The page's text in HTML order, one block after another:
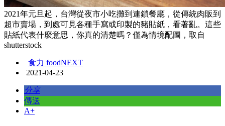
2021年元旦起，台灣從夜市小吃攤到連鎖餐廳，從傳統肉販到
超市賣場，到處可見各種手寫或印製的豬貼紙，看著亂。這些
貼紙代表什麼意思，你真的清楚嗎？僅為情境配圖，取自
shutterstock
食力 foodNEXT
2021-04-23
分享
傳送
A+